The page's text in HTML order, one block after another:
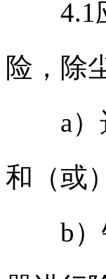
4.1应
险，除
a）选
和（或
b）铝